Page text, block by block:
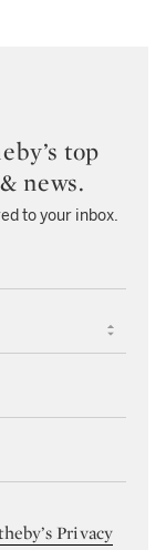
top
news.
to your inbox.
Privacy